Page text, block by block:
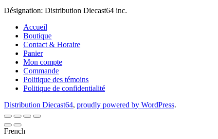
Désignation: Distribution Diecast64 inc.
Accueil
Boutique
Contact & Horaire
Panier
Mon compte
Commande
Politique des témoins
Politique de confidentialité
Distribution Diecast64, proudly powered by WordPress.
French